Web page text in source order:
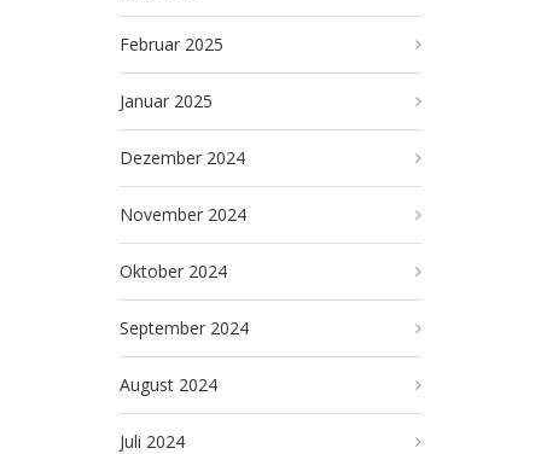
Februar 2025
Januar 2025
Dezember 2024
November 2024
Oktober 2024
September 2024
August 2024
Juli 2024